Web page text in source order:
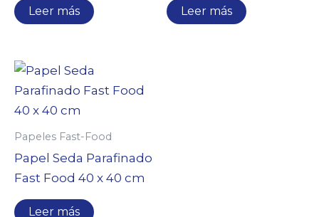
Leer más Leer más
Papeles Fast-Food
Papel Seda Parafinado
Fast Food 40 x 40 cm
Leer más